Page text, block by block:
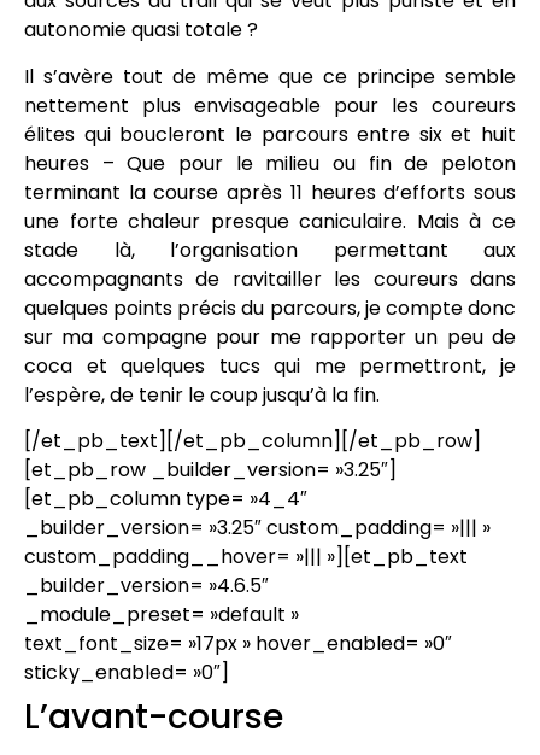
autonomie quasi totale ?
Il s’avère tout de même que ce principe semble
nettement plus envisageable pour les coureurs
élites qui boucleront le parcours entre six et huit
heures – Que pour le milieu ou fin de peloton
terminant la course après 11 heures d’efforts sous
une forte chaleur presque caniculaire. Mais à ce
stade là, l’organisation permettant aux
accompagnants de ravitailler les coureurs dans
quelques points précis du parcours, je compte donc
sur ma compagne pour me rapporter un peu de
coca et quelques tucs qui me permettront, je
l’espère, de tenir le coup jusqu’à la fin.
[/et_pb_text][/et_pb_column][/et_pb_row]
[et_pb_row _builder_version= »3.25″]
[et_pb_column type= »4_4″
_builder_version= »3.25″ custom_padding= »||| »
custom_padding__hover= »||| »][et_pb_text
_builder_version= »4.6.5″
_module_preset= »default »
text_font_size= »17px » hover_enabled= »0″
sticky_enabled= »0″]
L’avant-course